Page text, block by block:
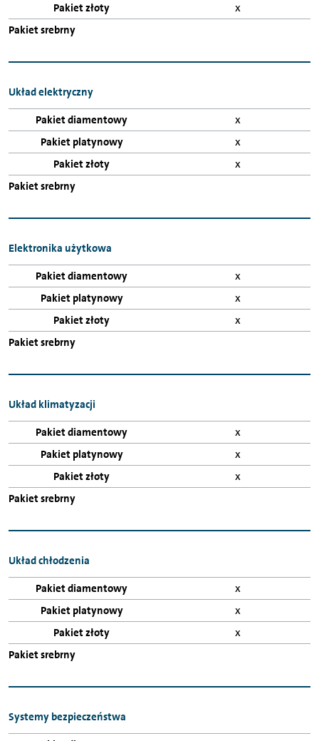
x
Układ elektryczny
x
x
x
Elektronika użytkowa
x
x
x
Układ klimatyzacji
x
x
x
Układ chłodzenia
x
x
x
Systemy bezpieczeństwa